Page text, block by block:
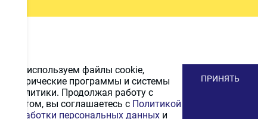
Мы используем файлы cookie,
метрические программы и системы
аналитики. Продолжая работу с
сайтом, вы соглашаетесь с Политикой
обработки персональных данных и
ПРИНЯТЬ